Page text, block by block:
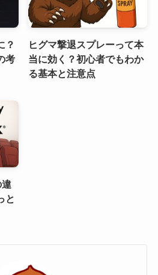
？
考
ヒグマ撃退スプレーって本
当に効く？初心者でもわか
る基本と注意点
と